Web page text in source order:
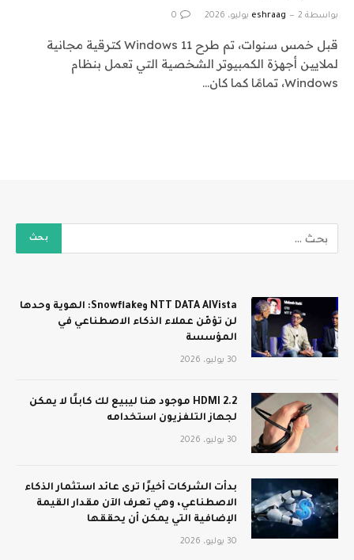
بواسطة eshraag 2 يوليو، 2026 0
قبل خمس سنوات، تم طرح Windows 11 كترقية مجانية
لملايين أجهزة الكمبيوتر الشخصية التي تعمل بنظام
Windows، تمامًا كما كان…
NTT DATA AIVista وSnowflake: الهوية وحدها
لن تؤمّن عملاء الذكاء الاصطناعي في
المؤسسة
30 يوليو، 2026
HDMI 2.2 موجود هنا ليبيع لك كابلًا لا يمكن
لجهاز التلفزيون استخدامه
30 يوليو، 2026
بدأت الشركات أخيرًا ترى عائد استثمار الذكاء
الاصطناعي، وهي تعرف الآن مقدار القيمة
الإضافية التي يمكن أن يحققها
30 يوليو، 2026